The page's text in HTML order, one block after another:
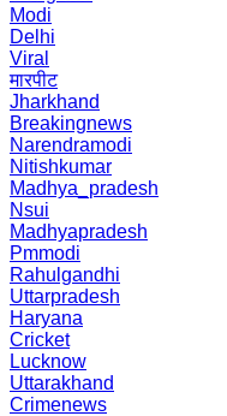
Modi
Delhi
Viral
मारपीट
Jharkhand
Breakingnews
Narendramodi
Nitishkumar
Madhya_pradesh
Nsui
Madhyapradesh
Pmmodi
Rahulgandhi
Uttarpradesh
Haryana
Cricket
Lucknow
Uttarakhand
Crimenews